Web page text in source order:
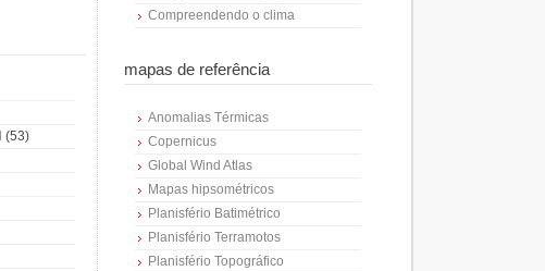
(53)
Compreendendo o clima
mapas de referência
Anomalias Térmicas
Copernicus
Global Wind Atlas
Mapas hipsométricos
Planisfério Batimétrico
Planisfério Terramotos
Planisfério Topográfico